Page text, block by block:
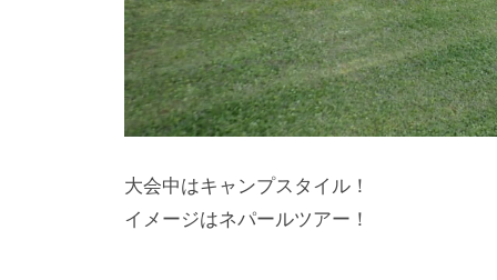
大会中はキャンプスタイル！
イメージはネパールツアー！